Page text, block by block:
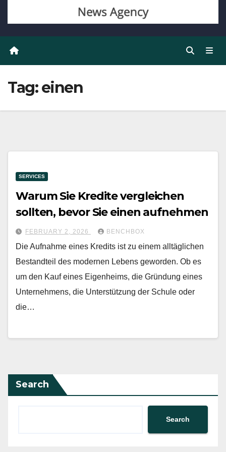
Tag:einen
SERVICES
Warum Sie Kredite vergleichen
sollten, bevor Sie einen aufnehmen
FEBRUARY 2, 2026 BENCHBOX
Die Aufnahme eines Kredits ist zu einem alltäglichen
Bestandteil des modernen Lebens geworden. Ob es
um den Kauf eines Eigenheims, die Gründung eines
Unternehmens, die Unterstützung der Schule oder
die…
Search
Search